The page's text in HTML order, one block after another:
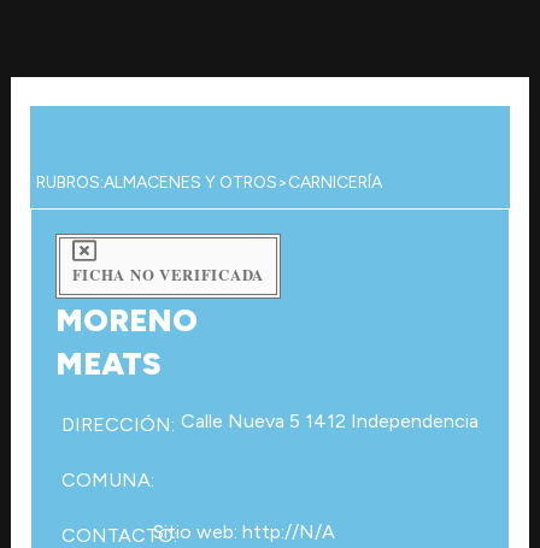
contenido
RUBROS:ALMACENES Y OTROS>CARNICERÍA
FICHA NO VERIFICADA
MORENO
MEATS
DIRECCIÓN: Calle Nueva 5 1412 Independencia
COMUNA:
CONTACTO:Sitio web: http://N/A